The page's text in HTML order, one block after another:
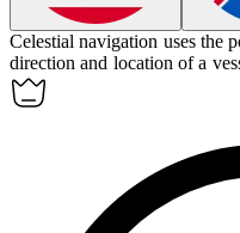
Celestial navigation uses the
direction and location of a